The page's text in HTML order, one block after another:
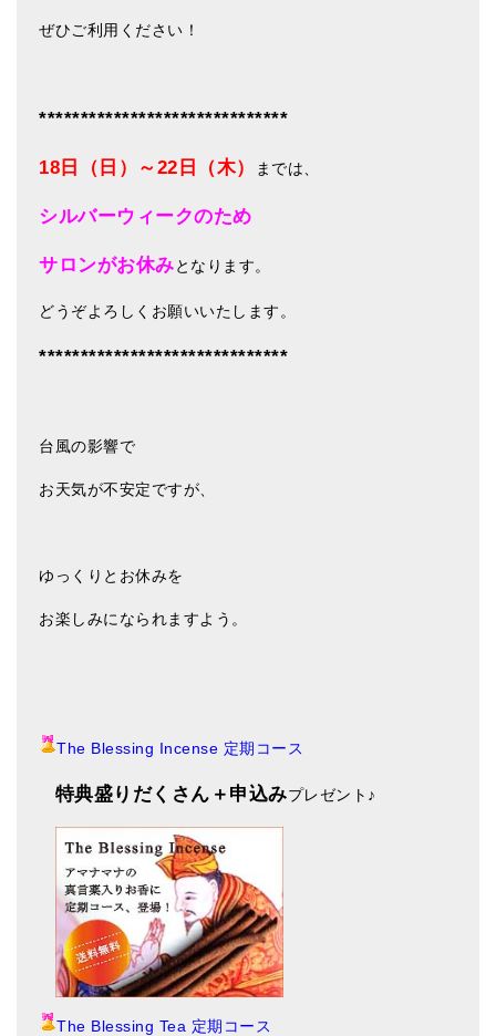
ぜひご利用ください！
******************************
18日（日）～22日（木） までは、
シルバーウィークのため
サロンがお休みとなります。
どうぞよろしくお願いいたします。
******************************
台風の影響で
お天気が不安定ですが、
ゆっくりとお休みを
お楽しみになられますよう。
The Blessing Incense 定期コース
特典盛りだくさん＋申込みプレゼント ♪
The Blessing Tea 定期コース